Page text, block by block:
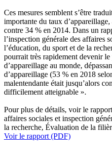
Ces mesures semblent s’être
importante du taux
contre 34 % en 2014. Dans un
l’inspection générale des affaires
l’éducation, du sport et de la
pourrait très rapidement devenir
d’appareillage au monde,
d’appareillage (53 % en 2018
malentendante était jusqu’alors
difficilement atteignable ».
Pour plus de détails, voir le
affaires sociales et inspection
la recherche, Évaluation de la
Voir le rapport (PDF)